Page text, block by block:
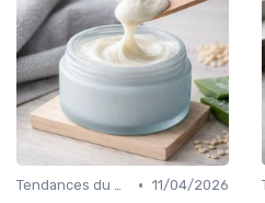
Tendances du Marché Bio • 11/04/2026